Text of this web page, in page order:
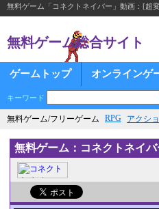
無料ゲーム「コネクトネイバー」動画：[
無料ゲーム総合サイト
ゲームトップ オンラインゲ
キーワード
無料ゲーム/フリーゲーム RPG アクシ
無料ゲーム：コネクトネイバ